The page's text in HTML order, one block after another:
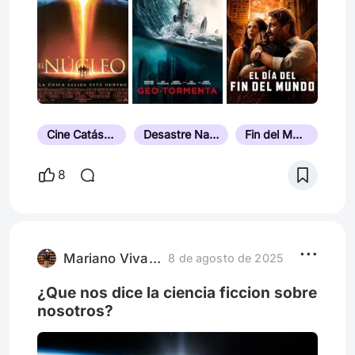
Cine Catástrofe Desastre Natural Fin del Mundo
8
Mariano Vivalda 8 de agosto de 2025
¿Que nos dice la ciencia ficcion sobre
nosotros?